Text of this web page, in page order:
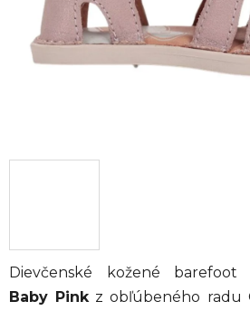
Dievčenské kožené barefoot
Baby Pink z obľúbeného radu